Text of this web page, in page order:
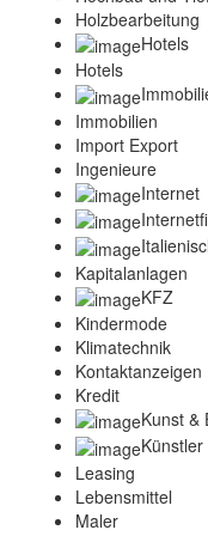
Holzbearbeitung
Hotels
Hotels
Immobilien
Import Export
Ingenieure
Internet
Kapitalanlagen
KFZ
Kindermode
Klimatechnik
Kontaktanzeigen
Kredit
Kunst &
Künstler
Leasing
Lebensmittel
Maler